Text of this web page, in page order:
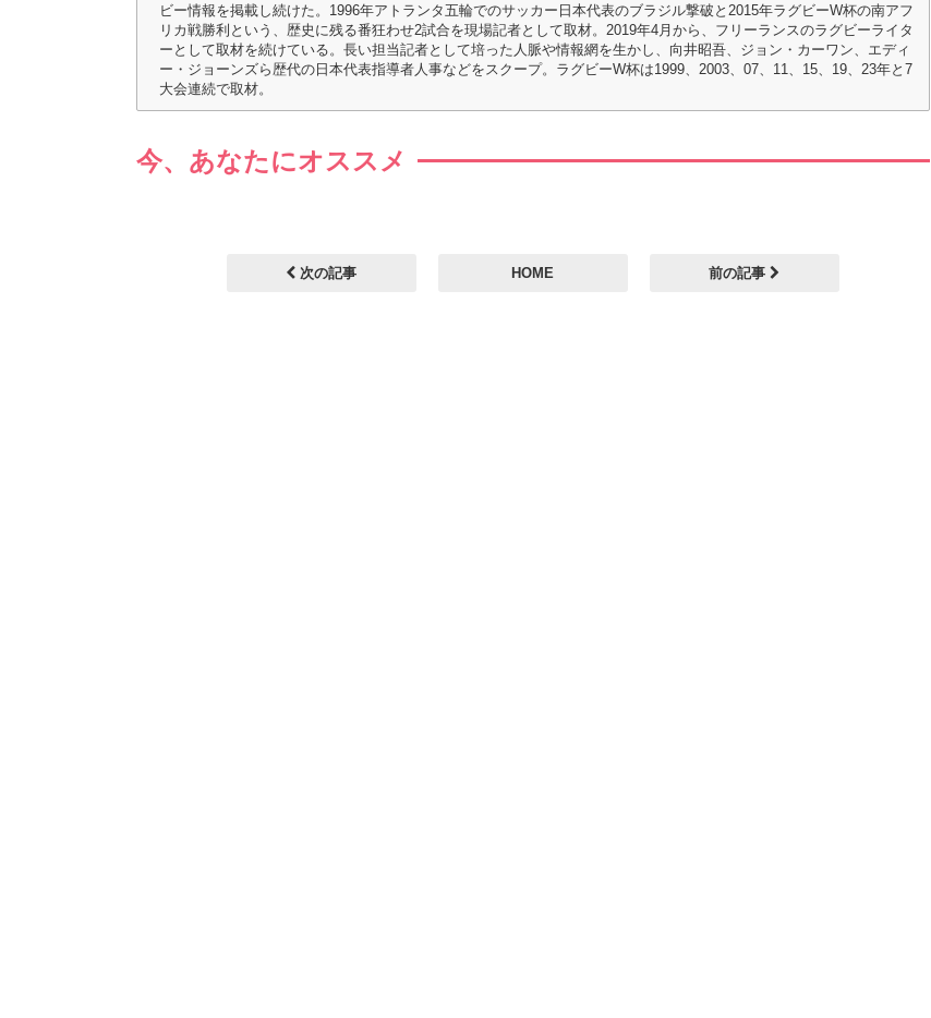
ビー情報を掲載し続けた。1996年アトランタ五輪でのサッカー日本代表のブラジル撃破と2015年ラグビーW杯の南アフ
リカ戦勝利という、歴史に残る番狂わせ2試合を現場記者として取材。2019年4月から、フリーランスのラグビーライタ
ーとして取材を続けている。長い担当記者として培った人脈や情報網を生かし、向井昭吾、ジョン・カーワン、エディ
ー・ジョーンズら歴代の日本代表指導者人事などをスクープ。ラグビーW杯は1999、2003、07、11、15、19、23年と7
大会連続で取材。
今、あなたにオススメ
次の記事 HOME 前の記事